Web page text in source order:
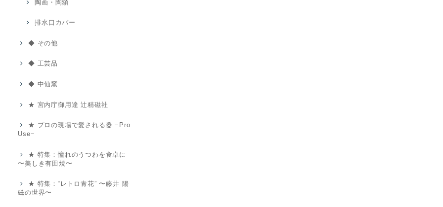
陶画・陶額
排水口カバー
◆ その他
◆ 工芸品
◆ 中仙窯
★ 宮内庁御用達 辻精磁社
★ プロの現場で愛される器 −Pro
Use−
★ 特集：憧れのうつわを食卓に
〜美しき有田焼〜
★ 特集：“レトロ青花” 〜藤井 陽
磁の世界〜